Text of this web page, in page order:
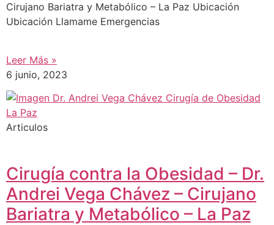
Cirujano Bariatra y Metabólico – La Paz Ubicación
Ubicación Llamame Emergencias
Leer Más »
6 junio, 2023
Articulos
Cirugía contra la Obesidad – Dr.
Andrei Vega Chávez – Cirujano
Bariatra y Metabólico – La Paz